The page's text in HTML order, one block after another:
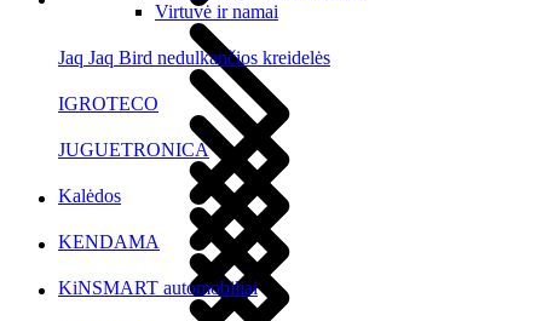
Virtuvė ir namai
Jaq Jaq Bird nedulkančios kreidelės
IGROTECO
JUGUETRONICA
Kalėdos
KENDAMA
KiNSMART automobiliai